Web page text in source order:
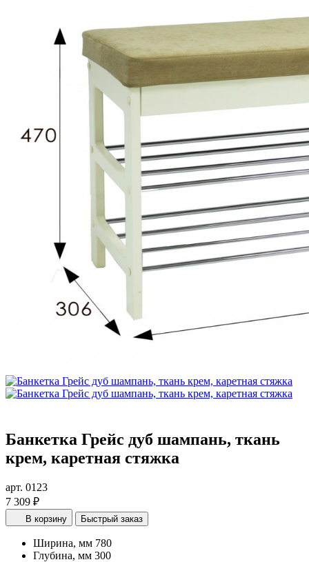
Банкетка Грейс дуб шампань, ткань
крем, каретная стяжка
арт. 0123
7 309 ₽
В корзину Быстрый заказ
Ширина, мм 780
Глубина, мм 300